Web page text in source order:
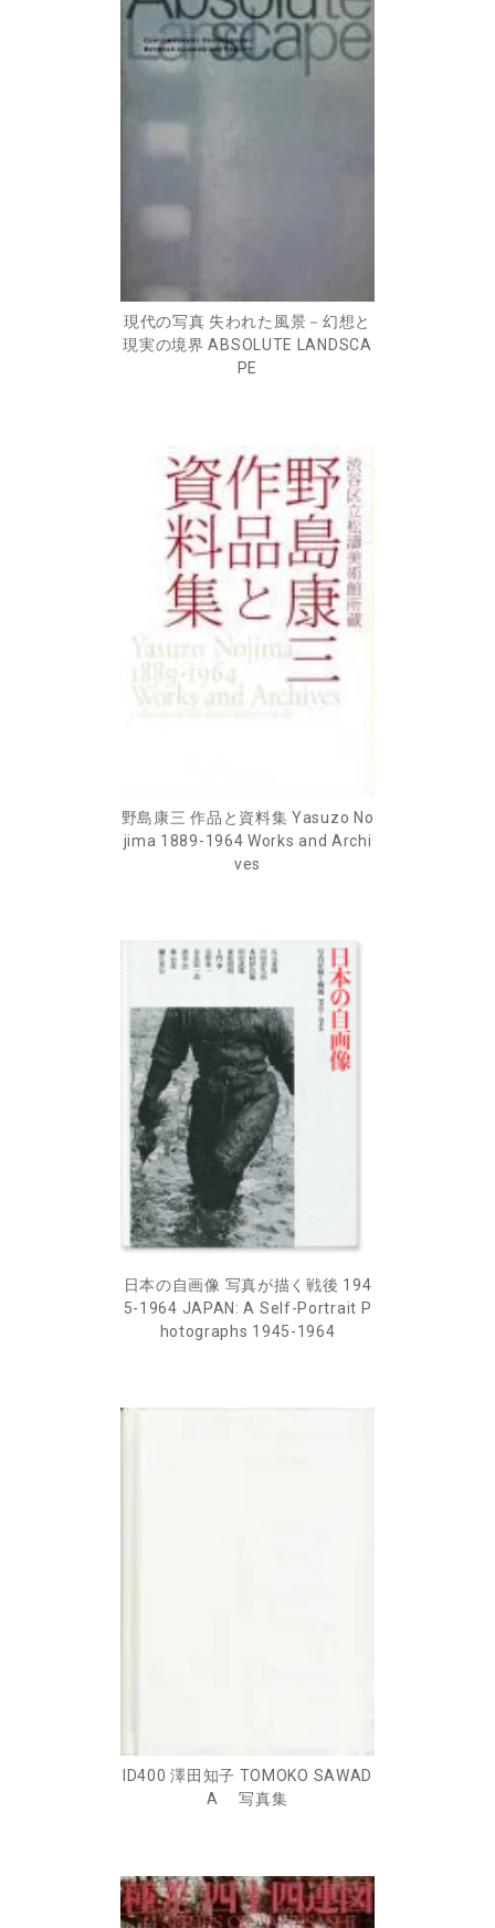
現代の写真 失われた風景－幻想と
現実の境界 ABSOLUTE LANDSCA
PE
野島康三 作品と資料集 Yasuzo No
jima 1889-1964 Works and Archi
ves
日本の自画像 写真が描く戦後 194
5-1964 JAPAN: A Self-Portrait P
hotographs 1945-1964
ID400 澤田知子 TOMOKO SAWAD
A 写真集